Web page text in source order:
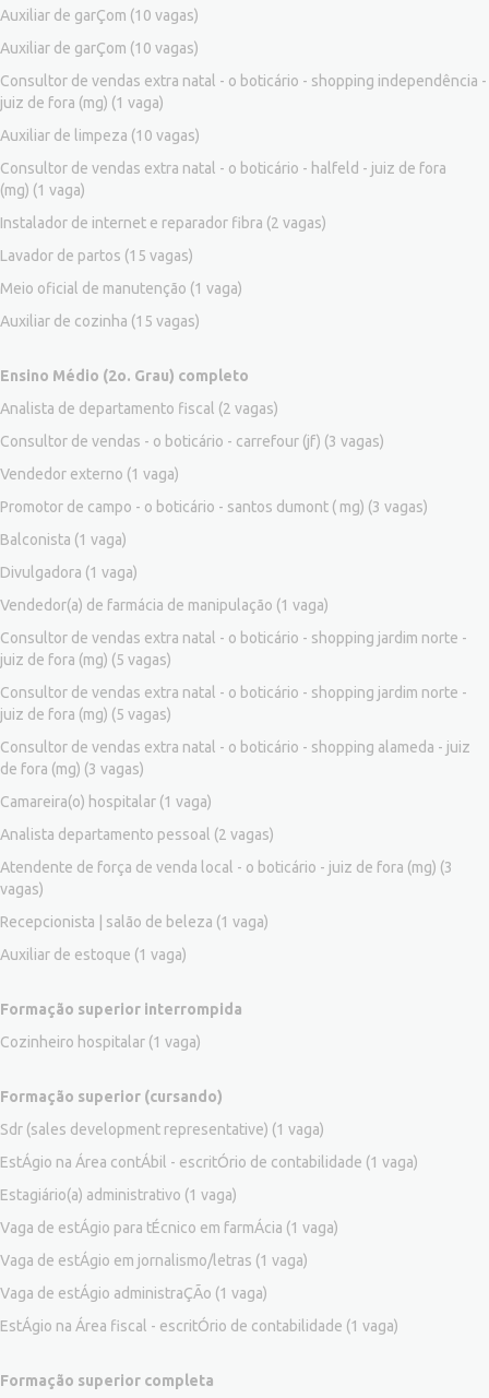
Auxiliar de garÇom (10 vagas)
Auxiliar de garÇom (10 vagas)
Consultor de vendas extra natal - o boticário - shopping independência -
juiz de fora (mg) (1 vaga)
Auxiliar de limpeza (10 vagas)
Consultor de vendas extra natal - o boticário - halfeld - juiz de fora
(mg) (1 vaga)
Instalador de internet e reparador fibra (2 vagas)
Lavador de partos (15 vagas)
Meio oficial de manutenção (1 vaga)
Auxiliar de cozinha (15 vagas)
Ensino Médio (2o. Grau) completo
Analista de departamento fiscal (2 vagas)
Consultor de vendas - o boticário - carrefour (jf) (3 vagas)
Vendedor externo (1 vaga)
Promotor de campo - o boticário - santos dumont ( mg) (3 vagas)
Balconista (1 vaga)
Divulgadora (1 vaga)
Vendedor(a) de farmácia de manipulação (1 vaga)
Consultor de vendas extra natal - o boticário - shopping jardim norte -
juiz de fora (mg) (5 vagas)
Consultor de vendas extra natal - o boticário - shopping jardim norte -
juiz de fora (mg) (5 vagas)
Consultor de vendas extra natal - o boticário - shopping alameda - juiz
de fora (mg) (3 vagas)
Camareira(o) hospitalar (1 vaga)
Analista departamento pessoal (2 vagas)
Atendente de força de venda local - o boticário - juiz de fora (mg) (3
vagas)
Recepcionista | salão de beleza (1 vaga)
Auxiliar de estoque (1 vaga)
Formação superior interrompida
Cozinheiro hospitalar (1 vaga)
Formação superior (cursando)
Sdr (sales development representative) (1 vaga)
EstÁgio na Área contÁbil - escritÓrio de contabilidade (1 vaga)
Estagiário(a) administrativo (1 vaga)
Vaga de estÁgio para tÉcnico em farmÁcia (1 vaga)
Vaga de estÁgio em jornalismo/letras (1 vaga)
Vaga de estÁgio administraÇÃo (1 vaga)
EstÁgio na Área fiscal - escritÓrio de contabilidade (1 vaga)
Formação superior completa